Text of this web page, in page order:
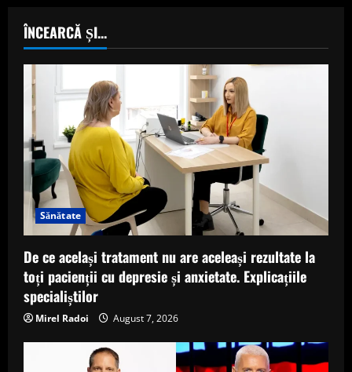
ÎNCEARCĂ ȘI...
Sănătate
De ce același tratament nu are aceleași rezultate la
toți pacienții cu depresie și anxietate. Explicațiile
specialiștilor
Mirel Radoi August 7, 2026